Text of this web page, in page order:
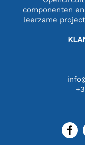
componenten
leerzame